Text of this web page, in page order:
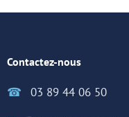
Contactez-nous
☎
03 89 44 06 50